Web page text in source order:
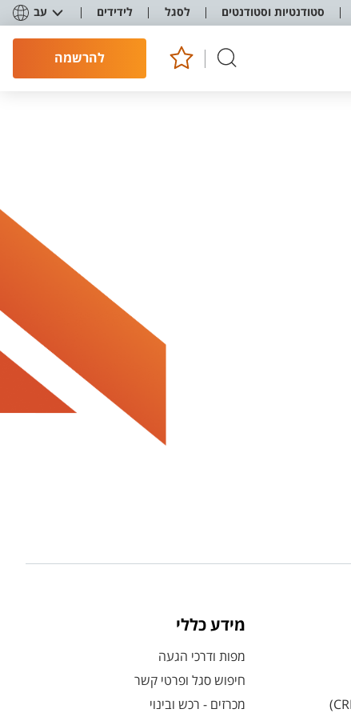
סטודנטיות וסטודנטים לסגל לידידים עב
להרשמה
מידע כללי
מפות ודרכי הגעה
חיפוש סגל ופרטי קשר
מכרזים - רכש ובינוי